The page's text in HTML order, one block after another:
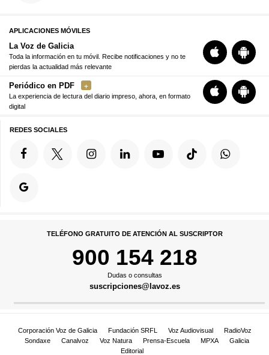
APLICACIONES MÓVILES
La Voz de Galicia
Toda la información en tu móvil. Recibe notificaciones y no te
pierdas la actualidad más relevante
Periódico en PDF
La experiencia de lectura del diario impreso, ahora, en formato
digital
REDES SOCIALES
TELÉFONO GRATUITO DE ATENCIÓN AL SUSCRIPTOR
900 154 218
Dudas o consultas
suscripciones@lavoz.es
Corporación Voz de Galicia Fundación SRFL Voz Audiovisual
RadioVoz
Sondaxe
Canalvoz Voz Natura Prensa-Escuela MPXA
Galicia
Editorial